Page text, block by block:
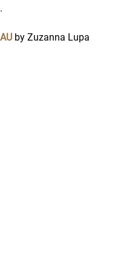
by Zuzanna Lupa